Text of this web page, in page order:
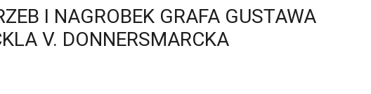
I NAGROBEK GRAFA GUSTAWA
V. DONNERSMARCKA